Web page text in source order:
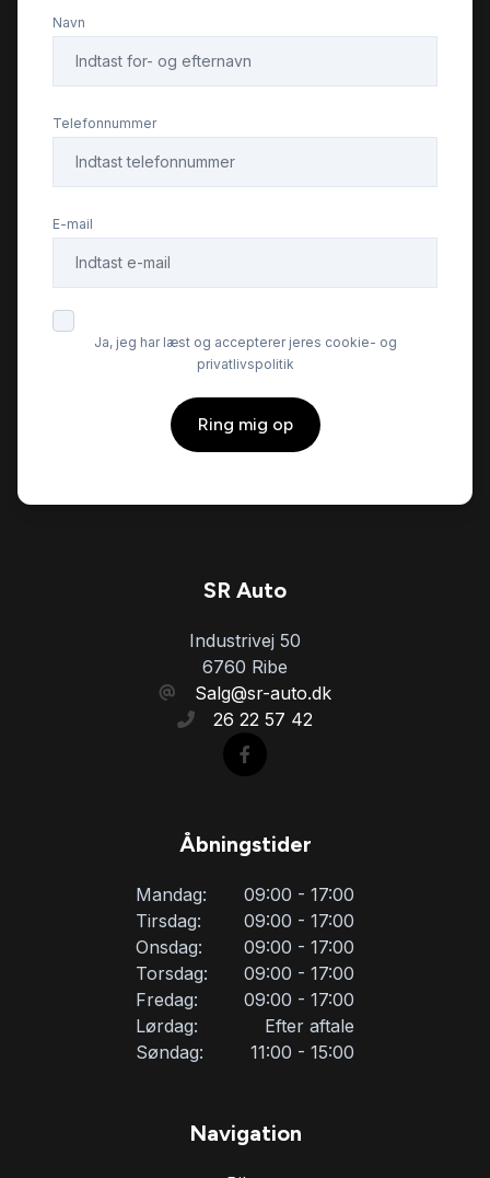
Navn
Telefonnummer
E-mail
Ja, jeg har læst og accepterer jeres cookie- og
privatlivspolitik
Ring mig op
SR Auto
Industrivej 50
6760 Ribe
Salg@sr-auto.dk
26 22 57 42
Åbningstider
Mandag:
09:00 - 17:00
Tirsdag:
09:00 - 17:00
Onsdag:
09:00 - 17:00
Torsdag:
09:00 - 17:00
Fredag:
09:00 - 17:00
Lørdag:
Efter aftale
Søndag:
11:00 - 15:00
Navigation